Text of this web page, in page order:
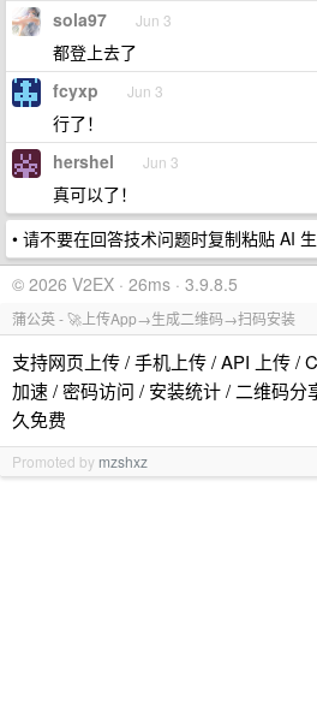
sola97 Jun 3
都登上去了
fcyxp Jun 3
行了！
hershel Jun 3
真可以了！
• 请不要在回答技术问题时复制粘贴 AI
© 2026 V2EX · 26ms · 3.9.8.5
蒲公英 - 🚀上传App→生成二维码→扫码安装
支持网页上传 / 手机上传 / API 上传 /
加速 / 密码访问 / 安装统计 / 二维码分
久免费
Promoted by mzshxz